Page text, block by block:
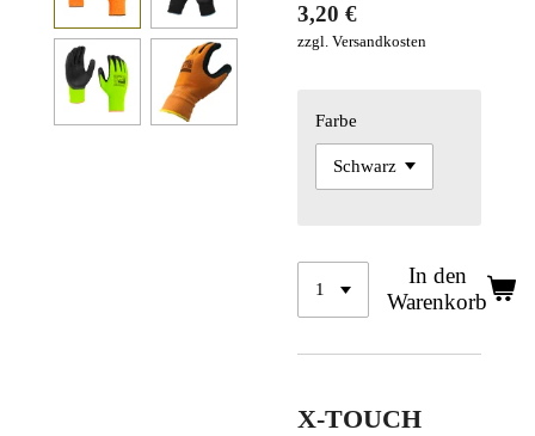
3,20 €
zzgl. Versandkosten
Farbe
In den
Warenkorb
X-TOUCH